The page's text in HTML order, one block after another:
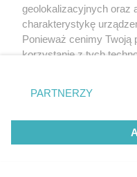
geolokalizacyjnych oraz
charakterystykę
Ponieważ cenimy Twoją
korzystanie z tych
zmienić/wycofać
znajdujący się w lewym
rodzaje przetwarzania
użytkownika, ale masz
przetwarzaniu.
PARTNERZY